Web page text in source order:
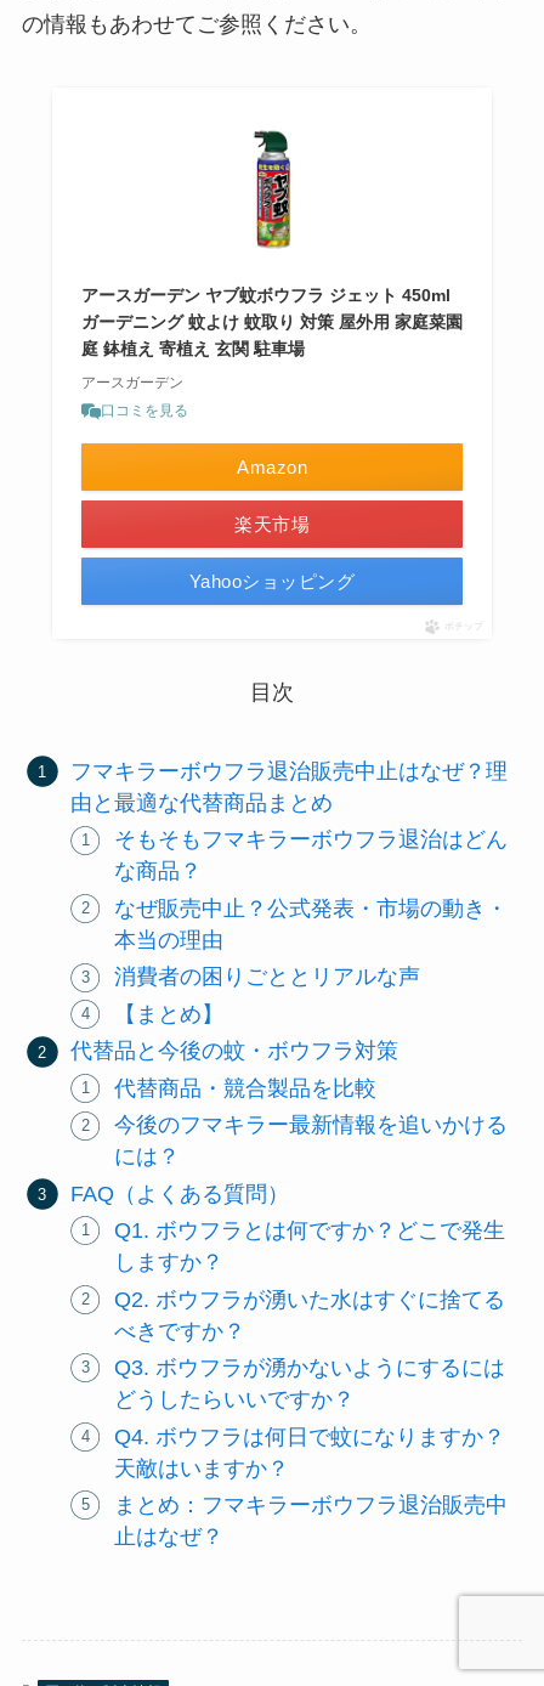
の情報もあわせてご参照ください。
アースガーデン ヤブ蚊ボウフラ ジェット 450ml
ガーデニング 蚊よけ 蚊取り 対策 屋外用 家庭菜園
庭 鉢植え 寄植え 玄関 駐車場
アースガーデン
口コミを見る
Amazon
楽天市場
Yahooショッピング
ポチップ
目次
フマキラーボウフラ退治販売中止はなぜ？理
由と最適な代替商品まとめ
そもそもフマキラーボウフラ退治はどん
な商品？
なぜ販売中止？公式発表・市場の動き・
本当の理由
消費者の困りごととリアルな声
【まとめ】
代替品と今後の蚊・ボウフラ対策
代替商品・競合製品を比較
今後のフマキラー最新情報を追いかける
には？
FAQ（よくある質問）
Q1. ボウフラとは何ですか？どこで発生
しますか？
Q2. ボウフラが湧いた水はすぐに捨てる
べきですか？
Q3. ボウフラが湧かないようにするには
どうしたらいいですか？
Q4. ボウフラは何日で蚊になりますか？
天敵はいますか？
まとめ：フマキラーボウフラ退治販売中
止はなぜ？